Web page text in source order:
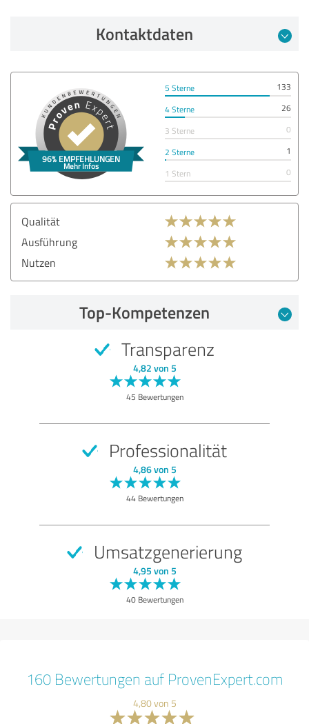
Kontaktdaten
5 Sterne
133
4 Sterne
26
3 Sterne
0
2 Sterne
1
1 Stern
0
Qualität
Ausführung
Nutzen
Top-Kompetenzen
Transparenz
4,82 von 5
45 Bewertungen
Professionalität
4,86 von 5
44 Bewertungen
Umsatzgenerierung
4,95 von 5
40 Bewertungen
160 Bewertungen auf ProvenExpert.com
4,80 von 5